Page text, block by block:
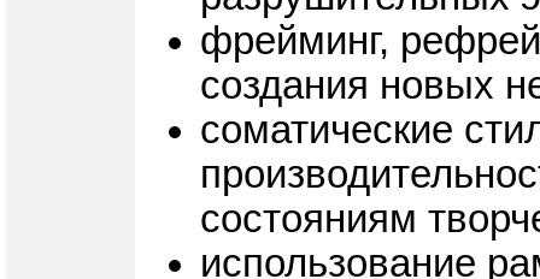
фрейминг,
создания новых
соматические
состояниям
использование